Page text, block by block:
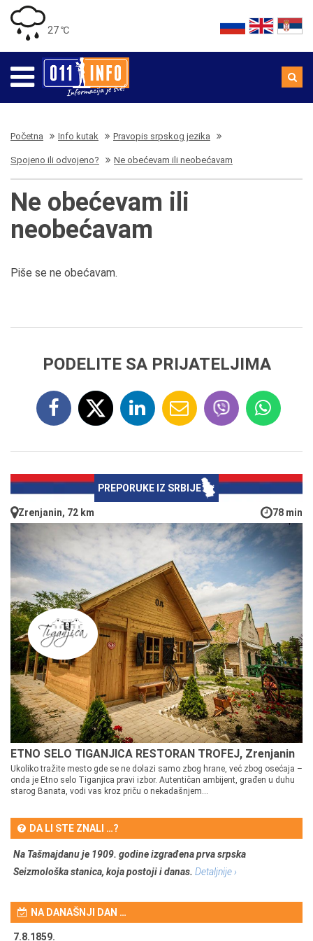
27 ℃
Početna Info kutak Pravopis srpskog jezika
Spojeno ili odvojeno? Ne obećevam ili neobećavam
Ne obećevam ili
neobećavam
Piše se ne obećavam.
PODELITE SA PRIJATELJIMA
PREPORUKE IZ SRBIJE
Zrenjanin, 72 km 78 min
ETNO SELO TIGANJICA RESTORAN TROFEJ, Zrenjanin
Ukoliko tražite mesto gde se ne dolazi samo zbog hrane, već zbog osećaja –
onda je Etno selo Tiganjica pravi izbor. Autentičan ambijent, građen u duhu
starog Banata, vodi vas kroz priču o nekadašnjem...
DA LI STE ZNALI …?
Na Tašmajdanu je 1909. godine izgrađena prva srpska
Seizmološka stanica, koja postoji i danas. Detaljnije ›
NA DANAŠNJI DAN …
7.8.1859.